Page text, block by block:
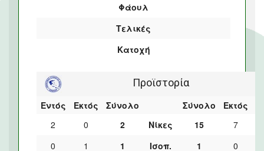
Φάουλ
Τελικές
Κατοχή
Προϊστορία
Εντός Εκτός Σύνολο Σύνολο Εκτός
2
0 2 Νίκες 15
7
0
1 1 Ισοπ. 1
0